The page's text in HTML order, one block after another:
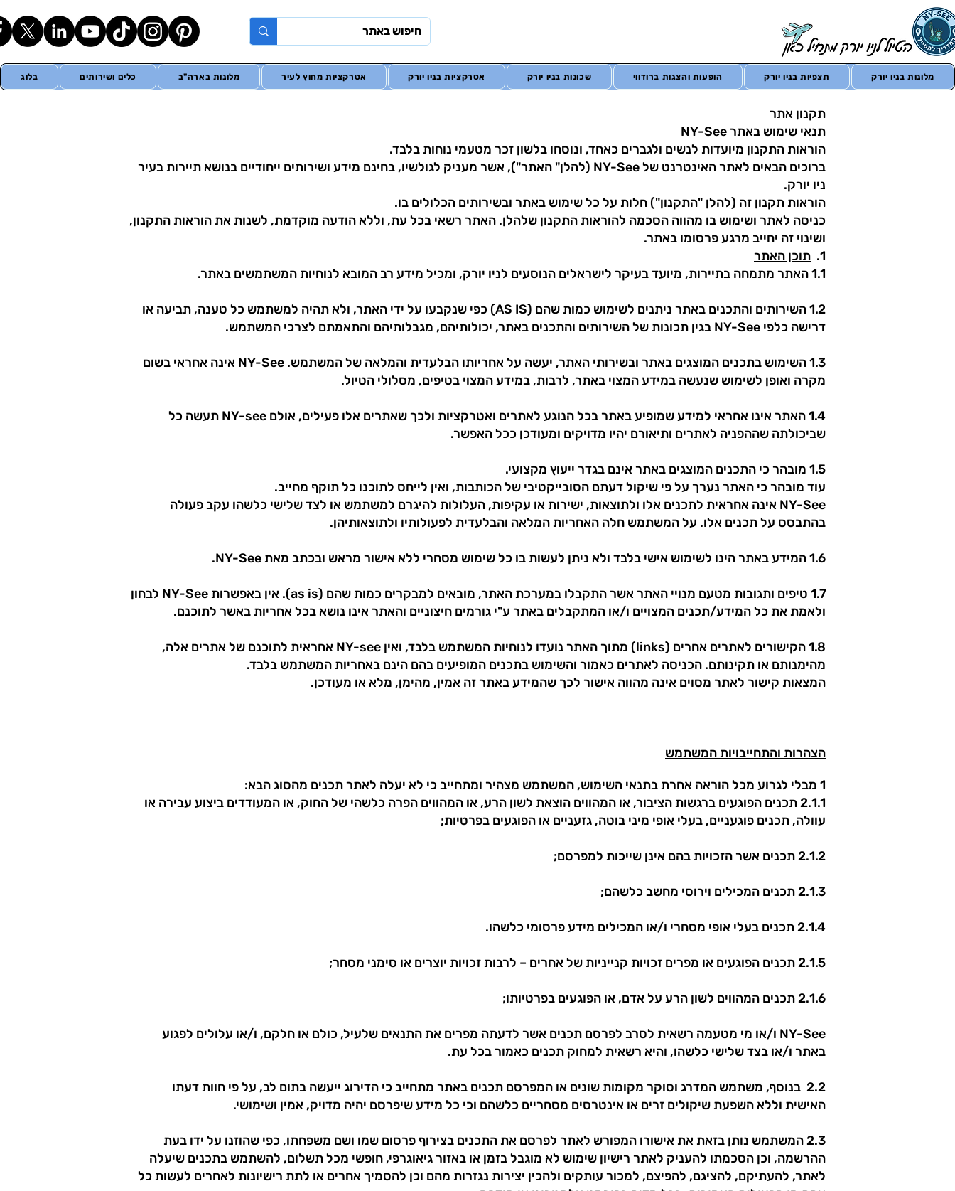
בלוג כלים ושירותים מלונות בארה"ב אטרקציות מחוץ לעיר אטרקציות בניו יורק שכונות בניו יורק הופעות והצגות ברודווי תצפיות בניו יורק מלונות בניו יורק
תקנון אתר
תנאי שימוש באתר NY-See
הוראות התקנון מיועדות לנשים ולגברים כאחד, ונוסחו בלשון זכר מטעמי נוחות בלבד.
ברוכים הבאים לאתר האינטרנט של NY-See (להלן" האתר"), אשר מעניק לגולשיו, בחינם מידע ושירותים ייחודיים בנושא תיירות בעיר
ניו יורק.
הוראות תקנון זה (להלן "התקנון") חלות על כל שימוש באתר ובשירותים הכלולים בו.
כניסה לאתר ושימוש בו מהווה הסכמה להוראות התקנון שלהלן. האתר רשאי בכל עת, וללא הודעה מוקדמת, לשנות את הוראות התקנון,
ושינוי זה יחייב מרגע פרסומו באתר.
1. תוכן האתר
1.1 האתר מתמחה בתיירות, מיועד בעיקר לישראלים הנוסעים לניו יורק, ומכיל מידע רב המובא לנוחיות המשתמשים באתר.
1.2 השירותים והתכנים באתר ניתנים לשימוש כמות שהם (AS IS) כפי שנקבעו על ידי האתר, ולא תהיה למשתמש כל טענה, תביעה או
דרישה כלפי NY-See בגין תכונות של השירותים והתכנים באתר, יכולותיהם, מגבלותיהם והתאמתם לצרכי המשתמש.
1.3 השימוש בתכנים המוצגים באתר ובשירותי האתר, יעשה על אחריותו הבלעדית והמלאה של המשתמש. NY-See אינה אחראי בשום
מקרה ואופן לשימוש שנעשה במידע המצוי באתר, לרבות, במידע המצוי בטיפים, מסלולי הטיול.
1.4 האתר אינו אחראי למידע שמופיע באתר בכל הנוגע לאתרים ואטרקציות ולכך שאתרים אלו פעילים, אולם NY-see תעשה כל
שביכולתה שההפניה לאתרים ותיאורם יהיו מדויקים ומעודכן ככל האפשר.
1.5 מובהר כי התכנים המוצגים באתר אינם בגדר ייעוץ מקצועי.
עוד מובהר כי האתר נערך על פי שיקול דעתם הסובייקטיבי של הכותבות, ואין לייחס לתוכנו כל תוקף מחייב.
NY-See אינה אחראית לתכנים אלו ולתוצאות, ישירות או עקיפות, העלולות להיגרם למשתמש או לצד שלישי כלשהו עקב פעולה
בהתבסס על תכנים אלו. על המשתמש חלה האחריות המלאה והבלעדית לפעולותיו ולתוצאותיהן.
1.6 המידע באתר הינו לשימוש אישי בלבד ולא ניתן לעשות בו כל שימוש מסחרי ללא אישור מראש ובכתב מאת NY-See.
1.7 טיפים ותגובות מטעם מנויי האתר אשר התקבלו במערכת האתר, מובאים למבקרים כמות שהם (as is). אין באפשרות NY-See לבחון
ולאמת את כל המידע/תכנים המצויים ו/או המתקבלים באתר ע"י גורמים חיצוניים והאתר אינו נושא בכל אחריות באשר לתוכנם.
1.8 הקישורים לאתרים אחרים (links) מתוך האתר נועדו לנוחיות המשתמש בלבד, ואין NY-see אחראית לתוכנם של אתרים אלה,
מהימנותם או תקינותם. הכניסה לאתרים כאמור והשימוש בתכנים המופיעים בהם הינם באחריות המשתמש בלבד.
המצאות קישור לאתר מסוים אינה מהווה אישור לכך שהמידע באתר זה אמין, מהימן, מלא או מעודכן.
הצהרות והתחייבויות המשתמש
1 מבלי לגרוע מכל הוראה אחרת בתנאי השימוש, המשתמש מצהיר ומתחייב כי לא יעלה לאתר תכנים מהסוג הבא:
2.1.1 תכנים הפוגעים ברגשות הציבור, או המהווים הוצאת לשון הרע, או המהווים הפרה כלשהי של החוק, או המעודדים ביצוע עבירה או
עוולה, תכנים פוגעניים, בעלי אופי מיני בוטה, גזעניים או הפוגעים בפרטיות;
2.1.2 תכנים אשר הזכויות בהם אינן שייכות למפרסם;
2.1.3 תכנים המכילים וירוסי מחשב כלשהם;
2.1.4 תכנים בעלי אופי מסחרי ו/או המכילים מידע פרסומי כלשהו.
2.1.5 תכנים הפוגעים או מפרים זכויות קנייניות של אחרים – לרבות זכויות יוצרים או סימני מסחר;
2.1.6 תכנים המהווים לשון הרע על אדם, או הפוגעים בפרטיותו;
NY-See ו/או מי מטעמה רשאית לסרב לפרסם תכנים אשר לדעתה מפרים את התנאים שלעיל, כולם או חלקם, ו/או עלולים לפגוע
באתר ו/או בצד שלישי כלשהו, והיא רשאית למחוק תכנים כאמור בכל עת.
2.2 בנוסף, משתמש המדרג וסוקר מקומות שונים או המפרסם תכנים באתר מתחייב כי הדירוג ייעשה בתום לב, על פי חוות דעתו
האישית וללא השפעת שיקולים זרים או אינטרסים מסחריים כלשהם וכי כל מידע שיפרסם יהיה מדויק, אמין ושימושי.
2.3 המשתמש נותן בזאת את אישורו המפורש לאתר לפרסם את התכנים בצירוף פרסום שמו ושם משפחתו, כפי שהוזנו על ידו בעת
ההרשמה, וכן הסכמתו להעניק לאתר רישיון שימוש לא מוגבל בזמן או באזור גיאוגרפי, חופשי מכל תשלום, להשתמש בתכנים שיעלה
לאתר, להעתיקם, להציגם, להפיצם, למכור עותקים ולהכין יצירות נגזרות מהם וכן להסמיך אחרים או לתת רישיונות לאחרים לעשות כל